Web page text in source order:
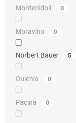
Montenidoli 0
Moravíno 0
Norbert Bauer 5
Oulehla 0
Pacina 0